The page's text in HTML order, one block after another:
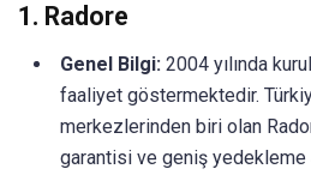
1. Radore
Genel Bilgi: 2004 yılında
faaliyet göstermektedir.
merkezlerinden biri olan
garantisi ve geniş yedekleme